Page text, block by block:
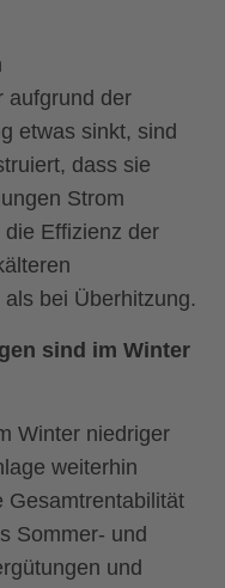
aufgrund der
etwas sinkt, sind
dass sie
Strom
Effizienz der
bei Überhitzung.
sind im Winter
Winter niedriger
weiterhin
Gesamtrentabilität
Sommer- und
und